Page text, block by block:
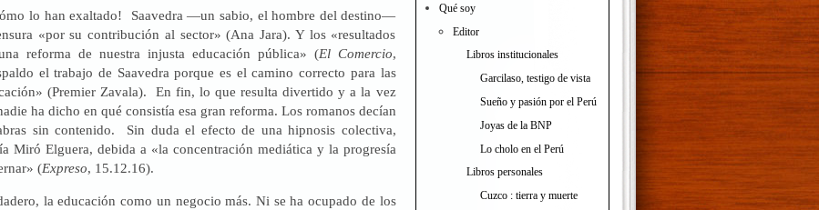
lo han exaltado! Saavedra —un sabio, el hombre del destino—
«por su contribución al sector» (Ana Jara). Y los «resultados
reforma de nuestra injusta educación pública» (El Comercio,
el trabajo de Saavedra porque es el camino correcto para las
(Premier Zavala). En fin, lo que resulta divertido y a la vez
ha dicho en qué consistía esa gran reforma. Los romanos decían
sin contenido. Sin duda el efecto de una hipnosis colectiva,
Miró Elguera, debida a «la concentración mediática y la progresía
(Expreso, 15.12.16).
la educación como un negocio más. Ni se ha ocupado de los
Qué soy
Editor
Libros institucionales
Garcilaso, testigo de vista
Sueño y pasión por el Perú
Joyas de la BNP
Lo cholo en el Perú
Libros personales
Cuzco : tierra y muerte